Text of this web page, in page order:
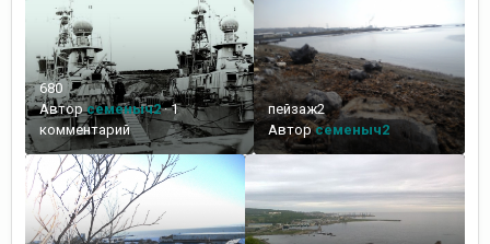
680
Авторсеменыч2·1
комментарий
пейзаж2
Авторсеменыч2